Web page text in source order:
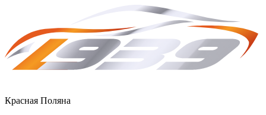
Красная Поляна